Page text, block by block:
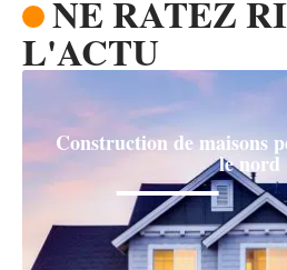
NE RATEZ
L'ACTU
Construction de maisons
le nord